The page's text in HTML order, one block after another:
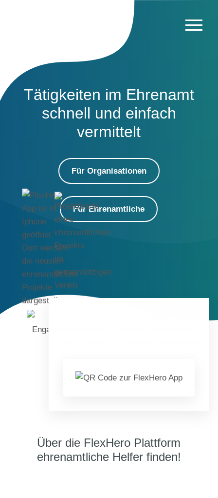
Tätigkeiten im Ehrenamt
schnell und einfach
vermittelt
Für Organisationen
Für Ehrenamtliche
Über die FlexHero Plattform
ehrenamtliche Helfer finden!